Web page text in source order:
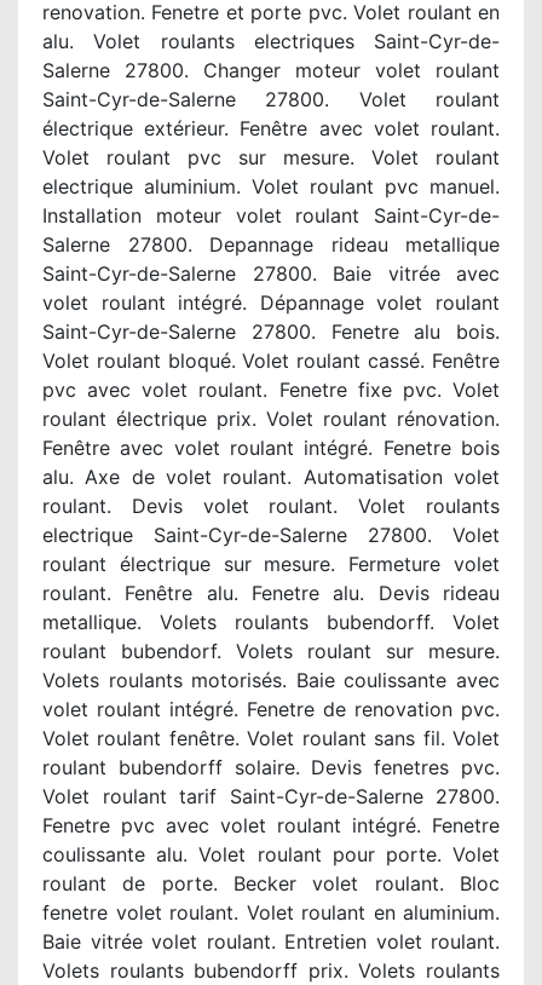
renovation. Fenetre et porte pvc. Volet roulant en
alu. Volet roulants electriques Saint-Cyr-de-
Salerne 27800. Changer moteur volet roulant
Saint-Cyr-de-Salerne 27800. Volet roulant
électrique extérieur. Fenêtre avec volet roulant.
Volet roulant pvc sur mesure. Volet roulant
electrique aluminium. Volet roulant pvc manuel.
Installation moteur volet roulant Saint-Cyr-de-
Salerne 27800. Depannage rideau metallique
Saint-Cyr-de-Salerne 27800. Baie vitrée avec
volet roulant intégré. Dépannage volet roulant
Saint-Cyr-de-Salerne 27800. Fenetre alu bois.
Volet roulant bloqué. Volet roulant cassé. Fenêtre
pvc avec volet roulant. Fenetre fixe pvc. Volet
roulant électrique prix. Volet roulant rénovation.
Fenêtre avec volet roulant intégré. Fenetre bois
alu. Axe de volet roulant. Automatisation volet
roulant. Devis volet roulant. Volet roulants
electrique Saint-Cyr-de-Salerne 27800. Volet
roulant électrique sur mesure. Fermeture volet
roulant. Fenêtre alu. Fenetre alu. Devis rideau
metallique. Volets roulants bubendorff. Volet
roulant bubendorf. Volets roulant sur mesure.
Volets roulants motorisés. Baie coulissante avec
volet roulant intégré. Fenetre de renovation pvc.
Volet roulant fenêtre. Volet roulant sans fil. Volet
roulant bubendorff solaire. Devis fenetres pvc.
Volet roulant tarif Saint-Cyr-de-Salerne 27800.
Fenetre pvc avec volet roulant intégré. Fenetre
coulissante alu. Volet roulant pour porte. Volet
roulant de porte. Becker volet roulant. Bloc
fenetre volet roulant. Volet roulant en aluminium.
Baie vitrée volet roulant. Entretien volet roulant.
Volets roulants bubendorff prix. Volets roulants